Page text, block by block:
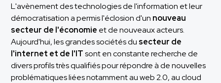
L'avènement des technologies de l'information et leur
démocratisation a permis l'éclosion d'un nouveau
secteur de l'économie et de nouveaux acteurs.
Aujourd'hui, les grandes sociétés du secteur de
l'internet et de l'ITsont en constante recherche de
divers profils très qualifiés pour répondre à de nouvelles
problématiques liées notamment au web 2.0, au cloud